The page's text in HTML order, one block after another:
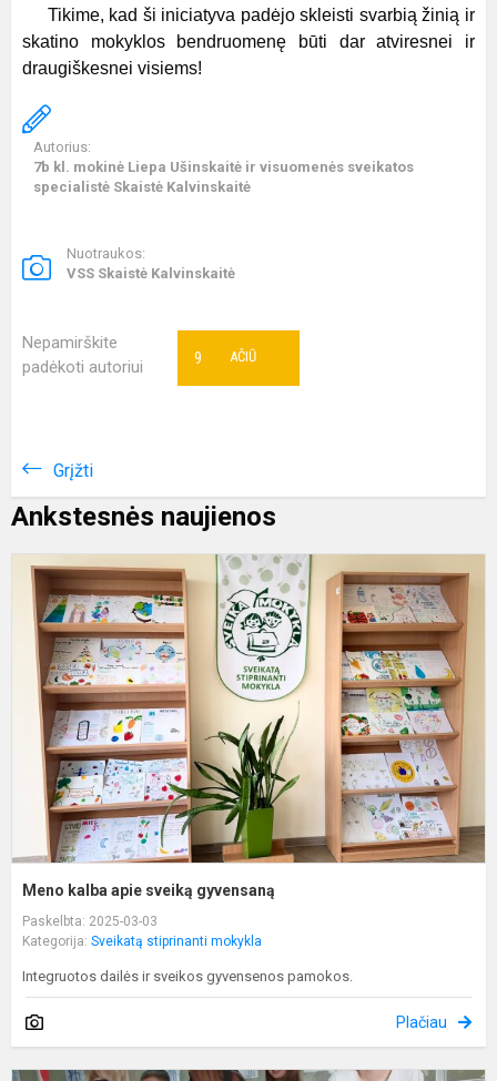
Tikime, kad ši iniciatyva padėjo skleisti svarbią žinią ir
skatino mokyklos bendruomenę būti dar atviresnei ir
draugiškesnei visiems!
Autorius:
7b kl. mokinė Liepa Ušinskaitė ir visuomenės sveikatos
specialistė Skaistė Kalvinskaitė
Nuotraukos:
VSS Skaistė Kalvinskaitė
Nepamirškite
padėkoti autoriui
AČIŪ
9
Grįžti
Ankstesnės naujienos
Meno kalba apie sveiką gyvensaną
Paskelbta: 2025-03-03
Kategorija: Sveikatą stiprinanti mokykla
Integruotos dailės ir sveikos gyvensenos pamokos.
Plačiau